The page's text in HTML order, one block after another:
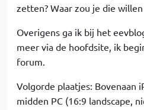
zetten? Waar zou je die
Overigens ga ik bij het
meer via de hoofdsite, ik
forum.
Volgorde plaatjes: Bovenaan
midden PC (16:9 landscape,